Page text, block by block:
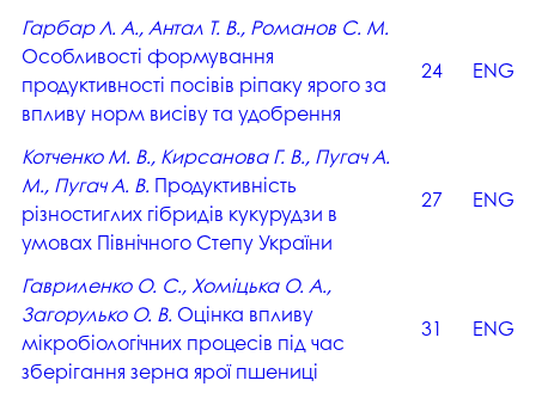
Гарбар Л. А., Антал Т. В., Романов С. М.
Особливості формування
продуктивності посівів ріпаку ярого за
впливу норм висіву та удобрення
24 ENG
Котченко М. В., Кирсанова Г. В., Пугач А.
М., Пугач А. В. Продуктивність
різностиглих гібридів кукурудзи в
умовах Північного Степу України
27 ENG
Гавриленко О. С., Хоміцька О. А.,
Загорулько О. В. Оцінка впливу
мікробіологічних процесів під час
зберігання зерна ярої пшениці
31 ENG